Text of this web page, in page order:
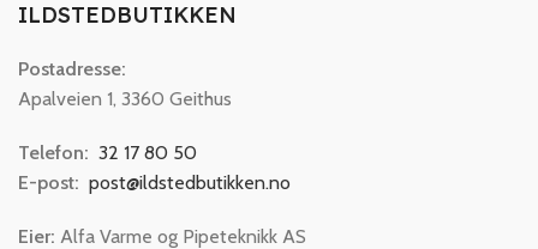
ILDSTEDBUTIKKEN
Postadresse:
Apalveien 1, 3360 Geithus
Telefon: 32 17 80 50
E-post: post@ildstedbutikken.no
Eier: Alfa Varme og Pipeteknikk AS